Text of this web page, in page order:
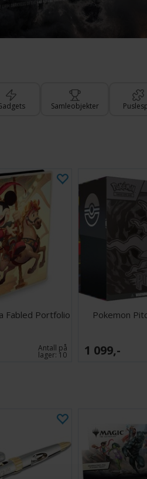
Samleobjekter
Fabled Portfolio
Antall på
lager: 10
Pokemon
1 099,-